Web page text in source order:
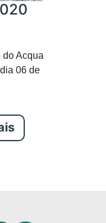
do Acqua
06 de